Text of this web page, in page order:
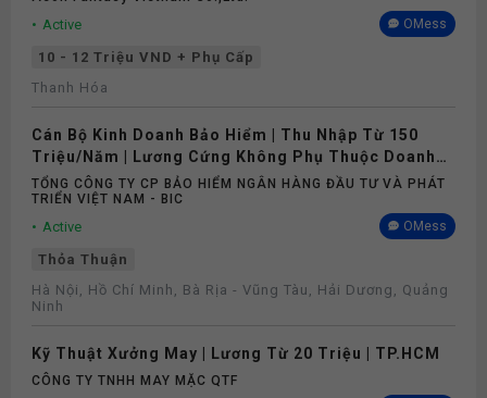
Active OMess
10 - 12 Triệu VND + Phụ Cấp
Thanh Hóa
Cán Bộ Kinh Doanh Bảo Hiểm | Thu Nhập Từ 150
Triệu/Năm | Lương Cứng Không Phụ Thuộc Doanh
Số
TỔNG CÔNG TY CP BẢO HIỂM NGÂN HÀNG ĐẦU TƯ VÀ PHÁT
TRIỂN VIỆT NAM - BIC
Active OMess
Thỏa Thuận
Hà Nội, Hồ Chí Minh, Bà Rịa - Vũng Tàu, Hải Dương, Quảng
Ninh
Kỹ Thuật Xưởng May | Lương Từ 20 Triệu | TP.HCM
CÔNG TY TNHH MAY MẶC QTF